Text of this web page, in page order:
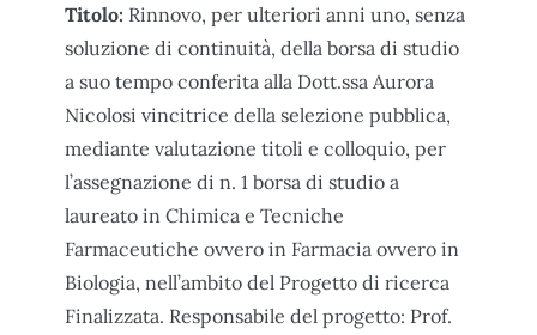
Titolo: Rinnovo, per ulteriori anni uno, senza
soluzione di continuità, della borsa di studio
a suo tempo conferita alla Dott.ssa Aurora
Nicolosi vincitrice della selezione pubblica,
mediante valutazione titoli e colloquio, per
l’assegnazione di n. 1 borsa di studio a
laureato in Chimica e Tecniche
Farmaceutiche ovvero in Farmacia ovvero in
Biologia, nell’ambito del Progetto di ricerca
Finalizzata. Responsabile del progetto: Prof.